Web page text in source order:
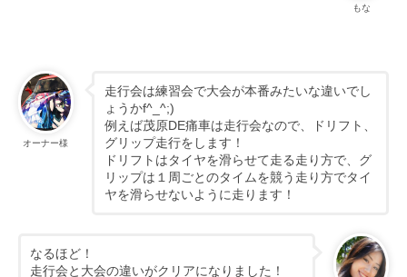
もな
オーナー様
走行会は練習会で大会が本番みたいな違いでし
ょうかf^_^;)
例えば茂原DE痛車は走行会なので、ドリフト、
グリップ走行をします！
ドリフトはタイヤを滑らせて走る走り方で、グ
リップは１周ごとのタイムを競う走り方でタイ
ヤを滑らせないように走ります！
なるほど！
走行会と大会の違いがクリアになりました！